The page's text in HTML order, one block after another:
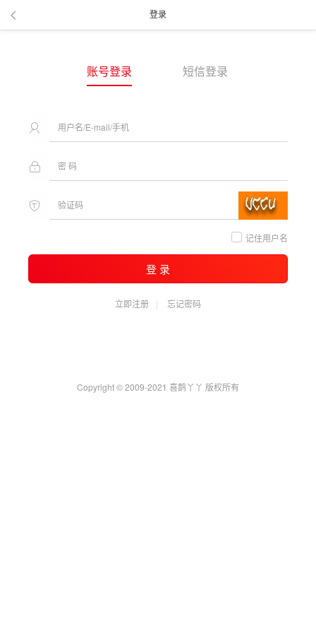
登录
账号登录 短信登录
记住用户名
登 录
立即注册 忘记密码
Copyright © 2009-2021 喜鹊丫丫 版权所有